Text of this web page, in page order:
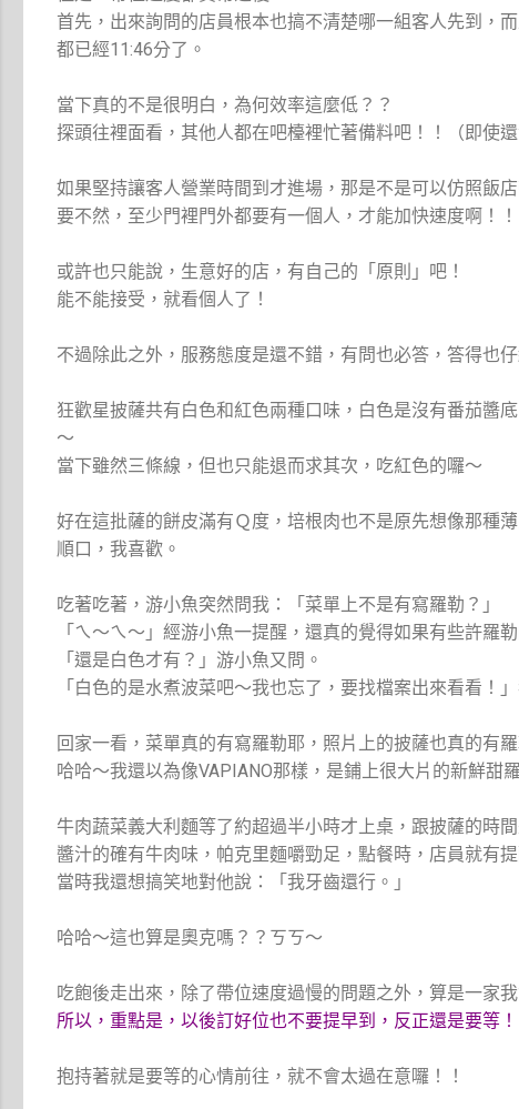
首先，出來詢問的店員根本也搞不清楚哪一組客人先到，
都已經11:46分了。
當下真的不是很明白，為何效率這麼低？？
探頭往裡面看，其他人都在吧檯裡忙著備料吧！！（即使
如果堅持讓客人營業時間到才進場，那是不是可以仿照飯
要不然，至少門裡門外都要有一個人，才能加快速度啊！！
或許也只能說，生意好的店，有自己的「原則」吧！
能不能接受，就看個人了！
不過除此之外，服務態度是還不錯，有問也必答，答得也
狂歡星披薩共有白色和紅色兩種口味，白色是沒有番茄醬
～
當下雖然三條線，但也只能退而求其次，吃紅色的囉～
好在這批薩的餅皮滿有Ｑ度，培根肉也不是原先想像那種
順口，我喜歡。
吃著吃著，游小魚突然問我：「菜單上不是有寫羅勒？」
「ㄟ～ㄟ～」經游小魚一提醒，還真的覺得如果有些許羅
「還是白色才有？」游小魚又問。
「白色的是水煮波菜吧～我也忘了，要找檔案出來看看！」
回家一看，菜單真的有寫羅勒耶，照片上的披薩也真的有
哈哈～我還以為像VAPIANO那樣，是鋪上很大片的新鮮甜
牛肉蔬菜義大利麵等了約超過半小時才上桌，跟披薩的時
醬汁的確有牛肉味，帕克里麵嚼勁足，點餐時，店員就有
當時我還想搞笑地對他說：「我牙齒還行。」
哈哈～這也算是奧克嗎？？ㄎㄎ～
吃飽後走出來，除了帶位速度過慢的問題之外，算是一家
所以，重點是，以後訂好位也不要提早到，反正還是要等！
抱持著就是要等的心情前往，就不會太過在意囉！！